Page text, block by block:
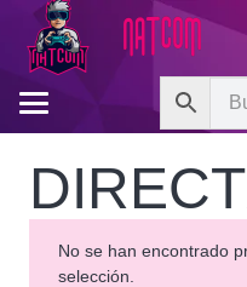
No se han encontrado
selección.